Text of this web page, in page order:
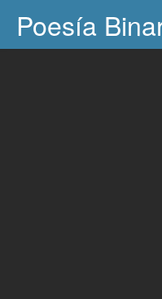
Poesía